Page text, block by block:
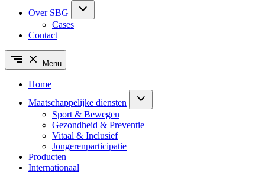
Over SBG
Cases
Contact
Menu
Home
Maatschappelijke diensten
Sport & Bewegen
Gezondheid & Preventie
Vitaal & Inclusief
Jongerenparticipatie
Producten
Internationaal